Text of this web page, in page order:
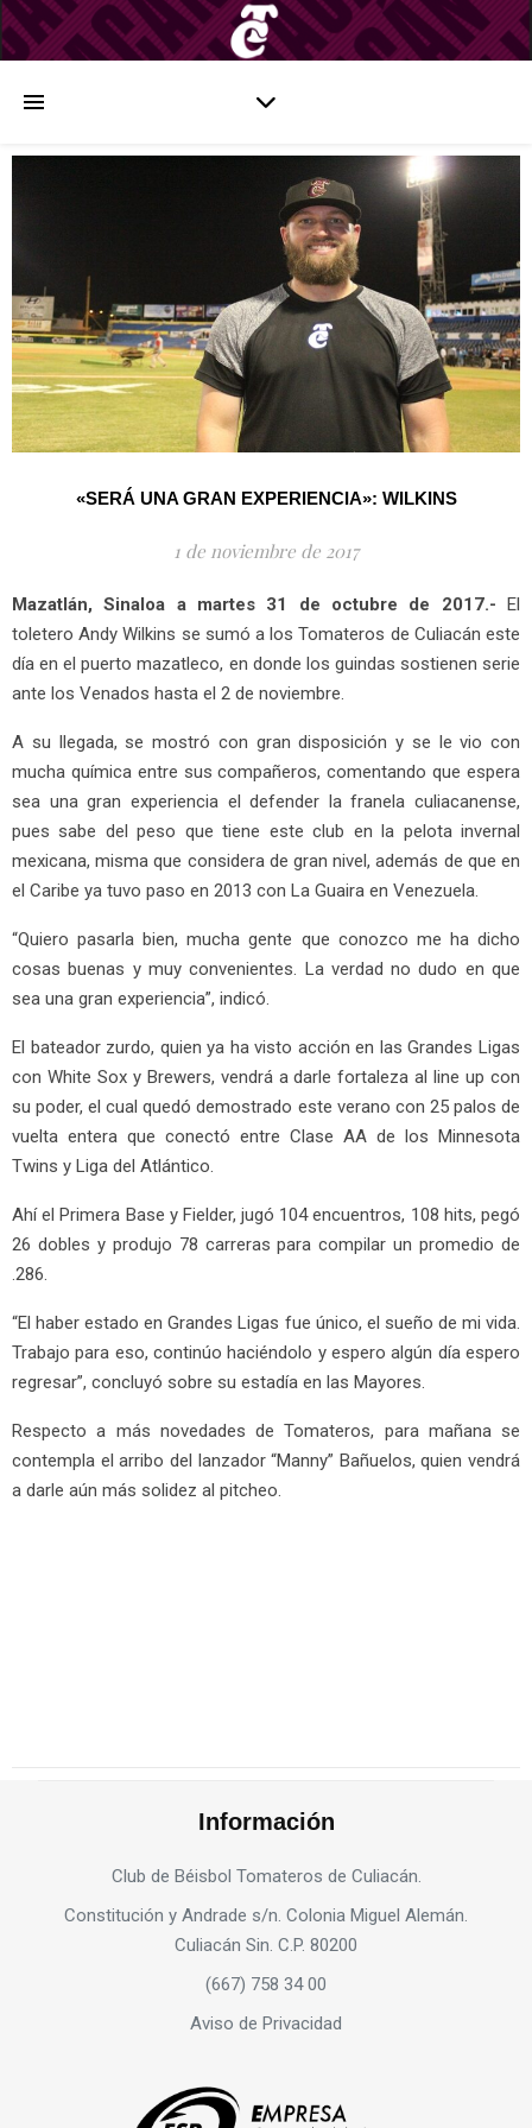
«SERÁ UNA GRAN EXPERIENCIA»: WILKINS
1 de noviembre de 2017
Mazatlán, Sinaloa a martes 31 de octubre de 2017.- El
toletero Andy Wilkins se sumó a los Tomateros de Culiacán este
día en el puerto mazatleco, en donde los guindas sostienen serie
ante los Venados hasta el 2 de noviembre.
A su llegada, se mostró con gran disposición y se le vio con
mucha química entre sus compañeros, comentando que espera
sea una gran experiencia el defender la franela culiacanense,
pues sabe del peso que tiene este club en la pelota invernal
mexicana, misma que considera de gran nivel, además de que en
el Caribe ya tuvo paso en 2013 con La Guaira en Venezuela.
“Quiero pasarla bien, mucha gente que conozco me ha dicho
cosas buenas y muy convenientes. La verdad no dudo en que
sea una gran experiencia”, indicó.
El bateador zurdo, quien ya ha visto acción en las Grandes Ligas
con White Sox y Brewers, vendrá a darle fortaleza al line up con
su poder, el cual quedó demostrado este verano con 25 palos de
vuelta entera que conectó entre Clase AA de los Minnesota
Twins y Liga del Atlántico.
Ahí el Primera Base y Fielder, jugó 104 encuentros, 108 hits, pegó
26 dobles y produjo 78 carreras para compilar un promedio de
.286.
“El haber estado en Grandes Ligas fue único, el sueño de mi vida.
Trabajo para eso, continúo haciéndolo y espero algún día espero
regresar”, concluyó sobre su estadía en las Mayores.
Respecto a más novedades de Tomateros, para mañana se
contempla el arribo del lanzador “Manny” Bañuelos, quien vendrá
a darle aún más solidez al pitcheo.
Información
Club de Béisbol Tomateros de Culiacán.
Constitución y Andrade s/n. Colonia Miguel Alemán.
Culiacán Sin. C.P. 80200
(667) 758 34 00
Aviso de Privacidad